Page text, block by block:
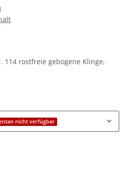
114 rostfreie gebogene Klinge,
nicht verfügbar